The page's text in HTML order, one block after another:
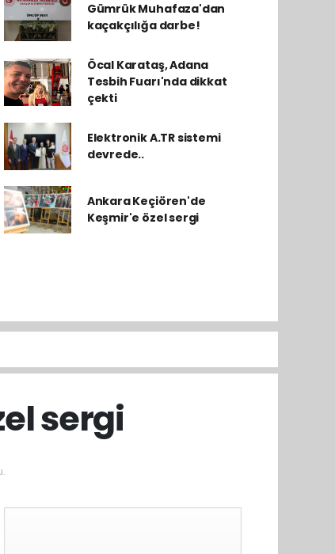
Gümrük Muhafaza'dan
kaçakçılığa darbe!
Öcal Karataş, Adana
Tesbih Fuarı'nda dikkat
çekti
Elektronik A.TR sistemi
devrede..
Ankara Keçiören'de
Keşmir'e özel sergi
sergi